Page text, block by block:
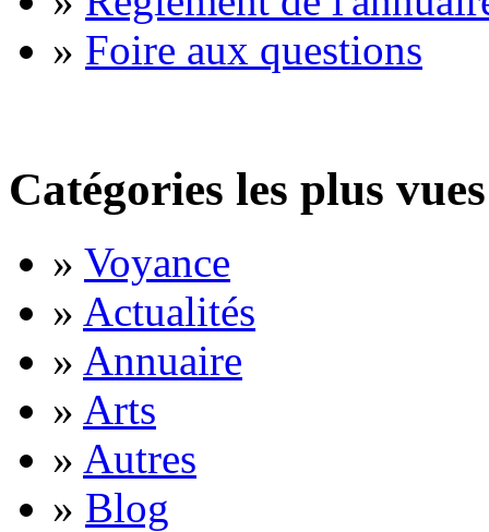
» Foire aux questions
Catégories les plus vues
» Voyance
» Actualités
» Annuaire
» Arts
» Autres
» Blog